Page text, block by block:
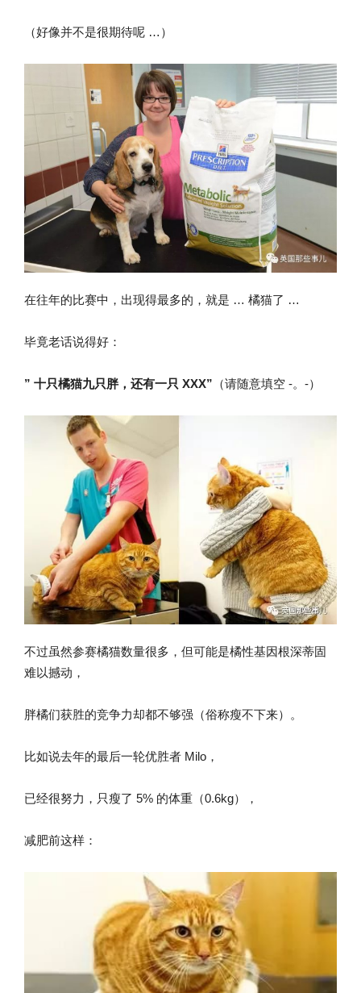
（好像并不是很期待呢 …）
在往年的比赛中，出现得最多的，就是 … 橘猫了 …
毕竟老话说得好：
” 十只橘猫九只胖，还有一只 XXX” （请随意填空 -。-）
不过虽然参赛橘猫数量很多，但可能是橘性基因根深蒂固
难以撼动，
胖橘们获胜的竞争力却都不够强（俗称瘦不下来）。
比如说去年的最后一轮优胜者 Milo，
已经很努力，只瘦了 5% 的体重（0.6kg），
减肥前这样：